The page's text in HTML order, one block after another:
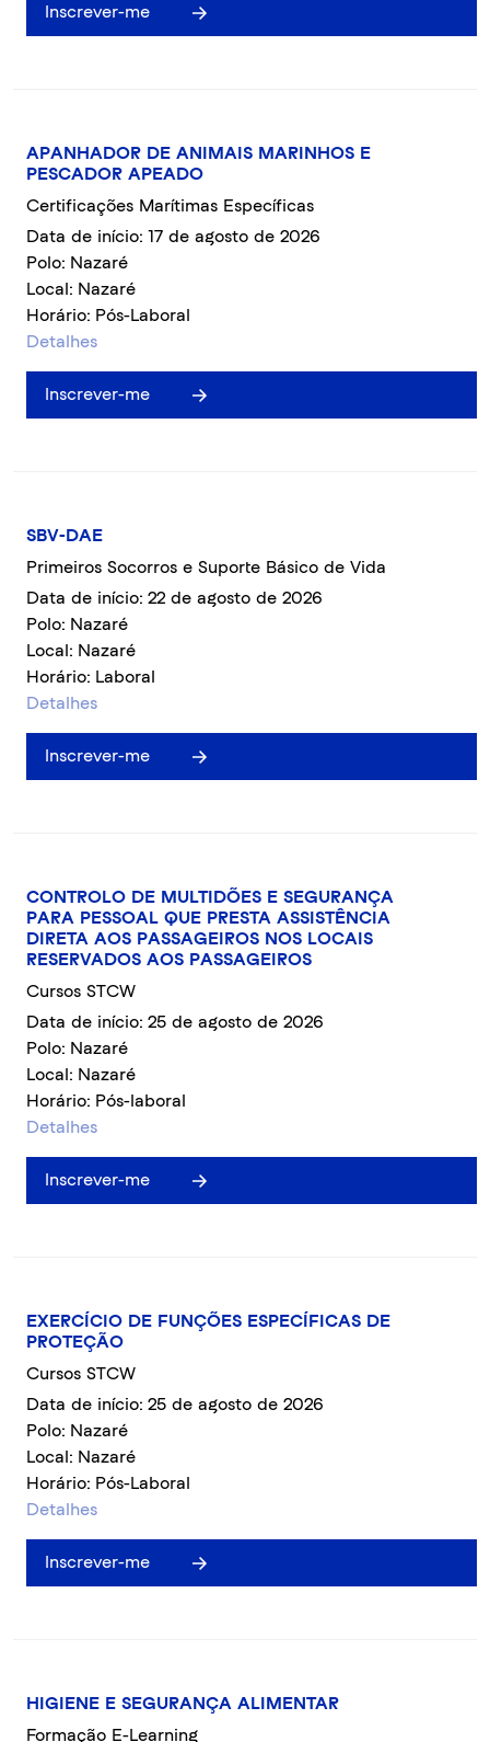
Inscrever-me
APANHADOR DE ANIMAIS MARINHOS E
PESCADOR APEADO
Certificações Marítimas Específicas
Data de início: 17 de agosto de 2026
Polo: Nazaré
Local: Nazaré
Horário: Pós-Laboral
Detalhes
Inscrever-me
SBV-DAE
Primeiros Socorros e Suporte Básico de Vida
Data de início: 22 de agosto de 2026
Polo: Nazaré
Local: Nazaré
Horário: Laboral
Detalhes
Inscrever-me
CONTROLO DE MULTIDÕES E SEGURANÇA
PARA PESSOAL QUE PRESTA ASSISTÊNCIA
DIRETA AOS PASSAGEIROS NOS LOCAIS
RESERVADOS AOS PASSAGEIROS
Cursos STCW
Data de início: 25 de agosto de 2026
Polo: Nazaré
Local: Nazaré
Horário: Pós-laboral
Detalhes
Inscrever-me
EXERCÍCIO DE FUNÇÕES ESPECÍFICAS DE
PROTEÇÃO
Cursos STCW
Data de início: 25 de agosto de 2026
Polo: Nazaré
Local: Nazaré
Horário: Pós-Laboral
Detalhes
Inscrever-me
HIGIENE E SEGURANÇA ALIMENTAR
Formação E-Learning